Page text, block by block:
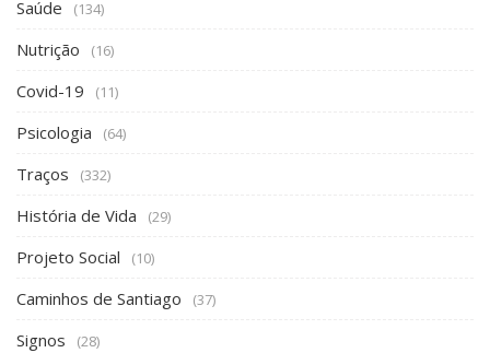
Saúde (134)
Nutrição (16)
Covid-19 (11)
Psicologia (64)
Traços (332)
História de Vida (29)
Projeto Social (10)
Caminhos de Santiago (37)
Signos (28)